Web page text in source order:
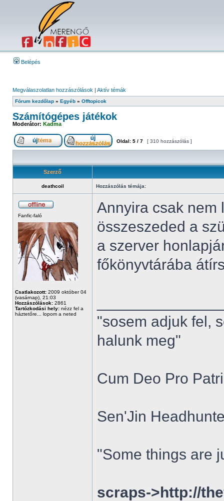
Belépés
Megválaszolatlan hozzászólások | Aktív témák
Fórum kezdőlap » Egyéb » Offtopicok
Számítógépes játékok
Moderátor: Kadma
Oldal: 5 / 7 [ 310 hozzászólás ]
Szerző
deathcoil Hozzászólás témája:
Fanfic-faló
Csatlakozott: 2009 október 04
(vasárnap), 21:03
Hozzászólások: 2861
Tartózkodási hely: nézz fel a
háztetőre... lopom a neted
Annyira csak nem
összeszeded a
a szerver
főkönyvtárába
"sosem adjuk fel,
halunk meg"
Cum Deo Pro
Sen'Jin
"Some things are
scraps->http://